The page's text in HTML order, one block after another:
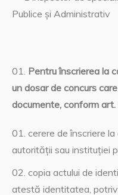
Publice și Administrativ
Pentru înscrierea la
un dosar de concurs
documente, conform
cerere de înscriere
autorităţii sau instituţiei
copia actului de
atestă identitatea,